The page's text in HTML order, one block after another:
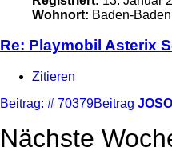
Wohnort: Baden-Baden
Re: Playmobil Asterix
Zitieren
Beitrag: # 70379Beitrag JOSO
Nächste